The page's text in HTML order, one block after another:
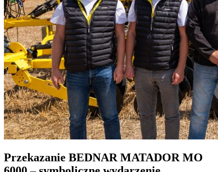
Przekazanie BEDNAR MATADOR MO